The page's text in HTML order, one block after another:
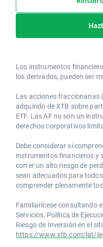
Los instrumentos
los derivados, pueden ser
Las acciones fraccionarias
adquirido de XTB sobre
ETF. Las AF no son un
derechos corporativos
Debe considerar si
instrumentos financieros y
correr un alto riesgo de
sean adecuados para
comprender plenamente
Familiarícese consultando
Servicios, Política de
Riesgo de Inversión en el
https://www.xtb.com/lat/